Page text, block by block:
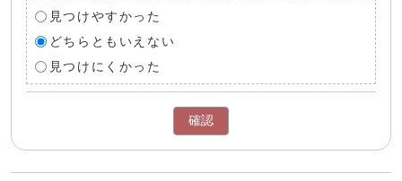
見つけやすかった
どちらともいえない
見つけにくかった
確認